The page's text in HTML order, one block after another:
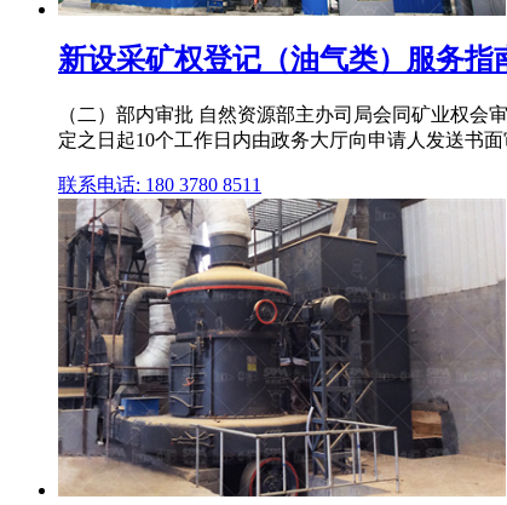
新设采矿权登记（油气类）服务指
（二）部内审批 自然资源部主办司局会同矿业权
定之日起10个工作日内由政务大厅向申请人发送书面
联系电话: 180 3780 8511